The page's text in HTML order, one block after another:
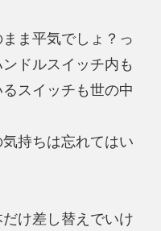
ま平気でしょ？っ
ドルスイッチ内も
スイッチも世の中
持ちは忘れてはい
け差し替えでいけ